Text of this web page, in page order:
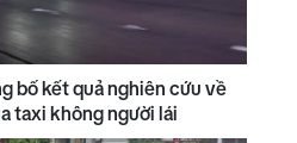
bố kết quả nghiên cứu về
taxi không người lái